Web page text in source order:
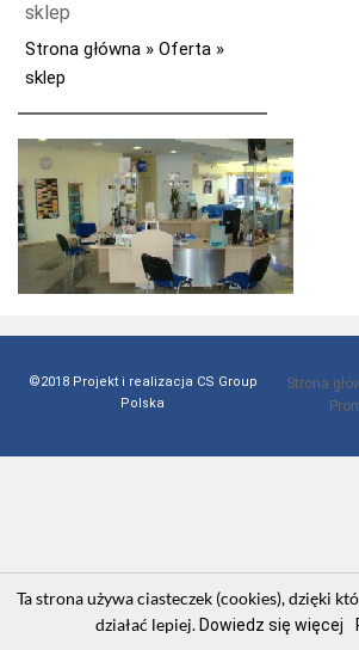
sklep
Strona główna » Oferta »
sklep
©2018 Projekt i realizacja CS Group
Polska
Strona
Ta strona używa ciasteczek (cookies), dzięki
działać lepiej. Dowiedz się więcej